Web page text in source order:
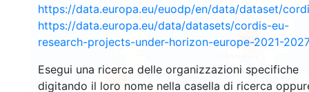
https://data.europa.eu/euodp/en/data/dataset/
https://data.europa.eu/data/datasets/cordis-eu-
research-projects-under-horizon-europe-2021-2027
Esegui una ricerca delle organizzazioni specifiche
digitando il loro nome nella casella di ricerca
1553
2930